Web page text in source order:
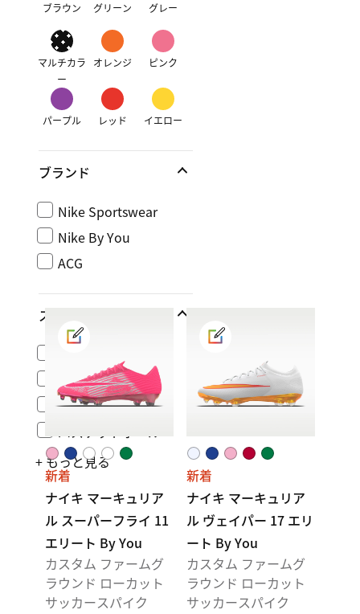
ブラウン グリーン グレー
マルチカラ
ー
オレンジ ピンク
パープル レッド イエロー
ブランド
Nike Sportswear
Nike By You
ACG
スポーツ
ランニング
トレーニング＆ジム
バスケットボール
+ もっと見る
新着
ナイキ マーキュリア
ル スーパーフライ 11
エリート By You
カスタム ファームグ
ラウンド ローカット
サッカースパイク
新着
ナイキ マーキュリア
ル ヴェイパー 17 エリ
ート By You
カスタム ファームグ
ラウンド ローカット
サッカースパイク